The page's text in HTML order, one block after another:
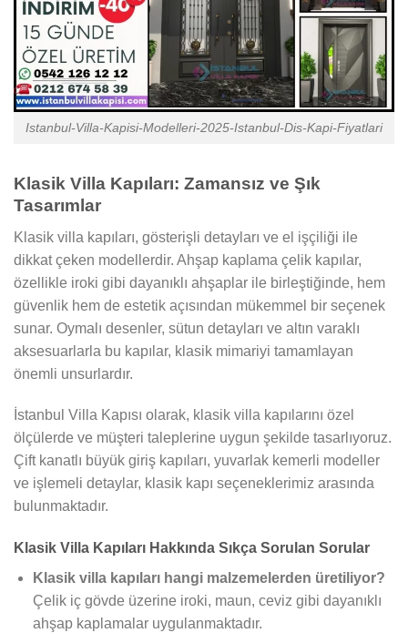
Istanbul-Villa-Kapisi-Modelleri-2025-Istanbul-Dis-Kapi-Fiyatlari
Klasik Villa Kapıları: Zamansız ve Şık
Tasarımlar
Klasik villa kapıları, gösterişli detayları ve el işçiliği ile
dikkat çeken modellerdir. Ahşap kaplama çelik kapılar,
özellikle iroki gibi dayanıklı ahşaplar ile birleştiğinde, hem
güvenlik hem de estetik açısından mükemmel bir seçenek
sunar. Oymalı desenler, sütun detayları ve altın varaklı
aksesuarlarla bu kapılar, klasik mimariyi tamamlayan
önemli unsurlardır.
İstanbul Villa Kapısı olarak, klasik villa kapılarını özel
ölçülerde ve müşteri taleplerine uygun şekilde tasarlıyoruz.
Çift kanatlı büyük giriş kapıları, yuvarlak kemerli modeller
ve işlemeli detaylar, klasik kapı seçeneklerimiz arasında
bulunmaktadır.
Klasik Villa Kapıları Hakkında Sıkça Sorulan Sorular
Klasik villa kapıları hangi malzemelerden üretiliyor?
Çelik iç gövde üzerine iroki, maun, ceviz gibi dayanıklı
ahşap kaplamalar uygulanmaktadır.